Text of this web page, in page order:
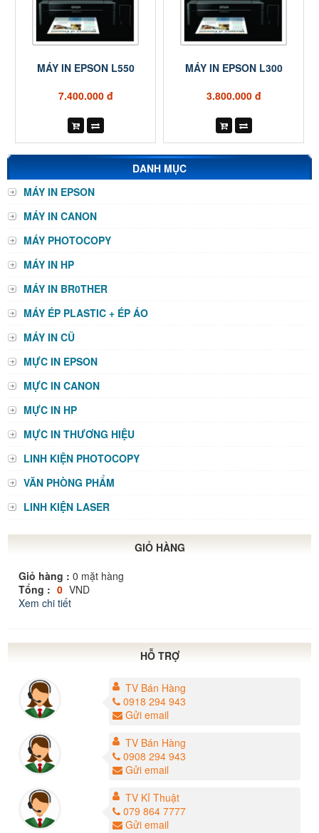
MÁY IN EPSON L550
7.400.000 đ
MÁY IN EPSON L300
3.800.000 đ
DANH MỤC
MÁY IN EPSON
MÁY IN CANON
MÁY PHOTOCOPY
MÁY IN HP
MÁY IN BR0THER
MÁY ÉP PLASTIC + ÉP ÁO
MÁY IN CŨ
MỰC IN EPSON
MỰC IN CANON
MỰC IN HP
MỰC IN THƯƠNG HIỆU
LINH KIỆN PHOTOCOPY
VĂN PHÒNG PHẨM
LINH KIỆN LASER
GIỎ HÀNG
Giỏ hàng : 0 mặt hàng
Tổng : 0 VND
Xem chi tiết
HỖ TRỢ
TV Bán Hàng
0918 294 943
Gửi email
TV Bán Hàng
0908 294 943
Gửi email
TV Kỉ Thuật
079 864 7777
Gửi email